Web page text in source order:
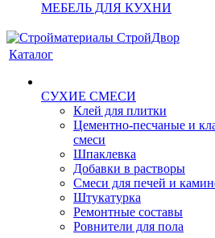
МЕБЕЛЬ ДЛЯ КУХНИ
Каталог
СУХИЕ СМЕСИ
Клей для плитки
Цементно-песчаные и
смеси
Шпаклевка
Добавки в растворы
Смеси для печей и
Штукатурка
Ремонтные составы
Ровнители для пола